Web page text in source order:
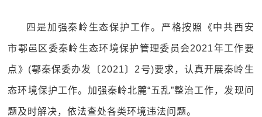
四是加强秦岭生态保护工作。严格按照《中共西安
市鄠邑区委秦岭生态环境保护管理委员会2021年工作要
点》(鄠秦保委办发〔2021〕2号)要求，认真开展秦岭生
态环境保护工作。加强秦岭北麓“五乱”整治工作，发现问
题及时解决，依法查处各类环境违法问题。